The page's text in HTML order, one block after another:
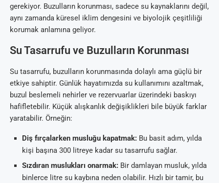
gerekiyor. Buzulların korunması, sadece su kaynaklarını değil,
aynı zamanda küresel iklim dengesini ve biyolojik çeşitliliği
korumak anlamına geliyor.
Su Tasarrufu ve Buzulların Korunması
Su tasarrufu, buzulların korunmasında dolaylı ama güçlü bir
etkiye sahiptir. Günlük hayatımızda su kullanımını azaltmak,
buzul beslemeli nehirler ve rezervuarlar üzerindeki baskıyı
hafifletebilir. Küçük alışkanlık değişiklikleri bile büyük farklar
yaratabilir. Örneğin:
Diş fırçalarken musluğu kapatmak: Bu basit adım, yılda
kişi başına 300 litreye kadar su tasarrufu sağlar.
Sızdıran muslukları onarmak: Bir damlayan musluk, yılda
binlerce litre su kaybına neden olabilir. Hızlı bir tamir, bu